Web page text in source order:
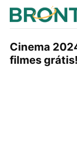
Cinema
filmes grátis!